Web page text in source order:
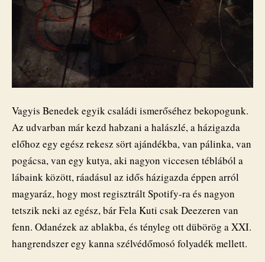
Vagyis Benedek egyik családi ismerőséhez bekopogunk.
Az udvarban már kezd habzani a halászlé, a házigazda
előhoz egy egész rekesz sört ajándékba, van pálinka, van
pogácsa, van egy kutya, aki nagyon viccesen téblából a
lábaink között, ráadásul az idős házigazda éppen arról
magyaráz, hogy most regisztrált Spotify-ra és nagyon
tetszik neki az egész, bár Fela Kuti csak Deezeren van
fenn. Odanézek az ablakba, és tényleg ott dübörög a XXI.
hangrendszer egy kanna szélvédőmosó folyadék mellett.